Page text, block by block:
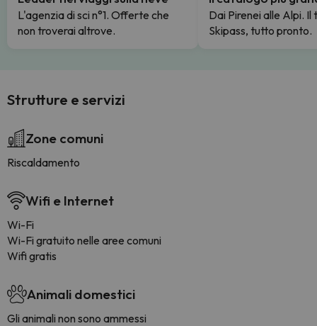
L'agenzia di sci n°1. Offerte che
non troverai altrove.
Dai Pirenei alle Alpi. Il
Skipass, tutto pronto.
Strutture e servizi
Zone comuni
Riscaldamento
Wifi e Internet
Wi-Fi
Wi-Fi gratuito nelle aree comuni
Wifi gratis
Animali domestici
Gli animali non sono ammessi